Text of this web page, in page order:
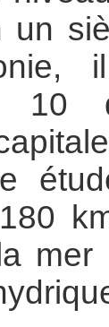
un
10
mer